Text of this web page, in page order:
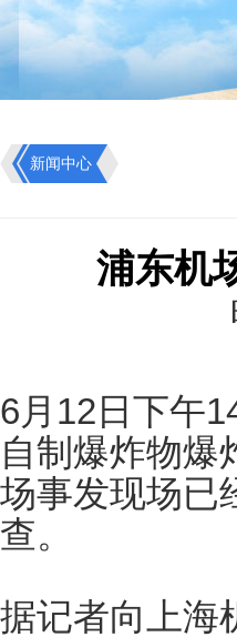
新闻中心
浦东机
6月12日下午
自制爆炸物爆
场事发现场已
查。
据记者向上海